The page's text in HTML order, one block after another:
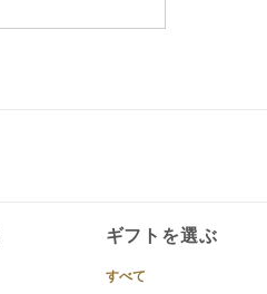
ギフトを選ぶ
すべて